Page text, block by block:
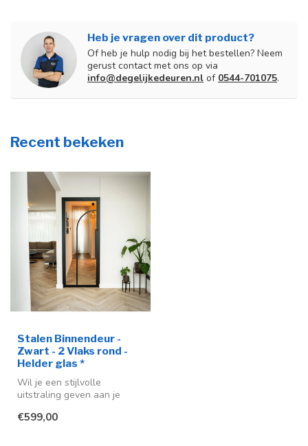
Heb je vragen over dit product?
Of heb je hulp nodig bij het bestellen? Neem
gerust contact met ons op via
info@degelijkedeuren.nl of 0544-701075.
Recent bekeken
Stalen Binnendeur -
Zwart - 2 Vlaks rond -
Helder glas *
Wil je een stijlvolle
uitstraling geven aan je
bin...
€599,00